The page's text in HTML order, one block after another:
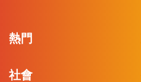
熱門
社會